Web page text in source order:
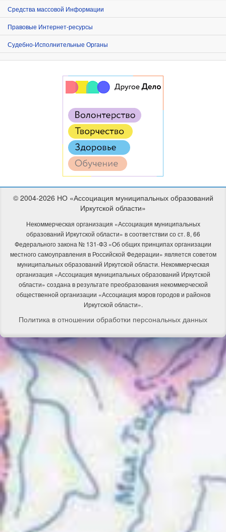
Средства массовой Информации
Правовые Интернет-ресурсы
Судебно-Исполнительные Органы
© 2004-2026 НО «Ассоциация муниципальных образований
Иркутской области»
Некоммерческая организация «Ассоциация муниципальных
образований Иркутской области» в соответствии со ст. 8, 66
Федерального закона № 131-ФЗ «Об общих принципах организации
местного самоуправления в Российской Федерации» является советом
муниципальных образований Иркутской области. Некоммерческая
организация «Ассоциация муниципальных образований Иркутской
области» создана в результате преобразования некоммерческой
общественной организации «Ассоциация мэров городов и районов
Иркутской области».
Политика в отношении обработки персональных данных